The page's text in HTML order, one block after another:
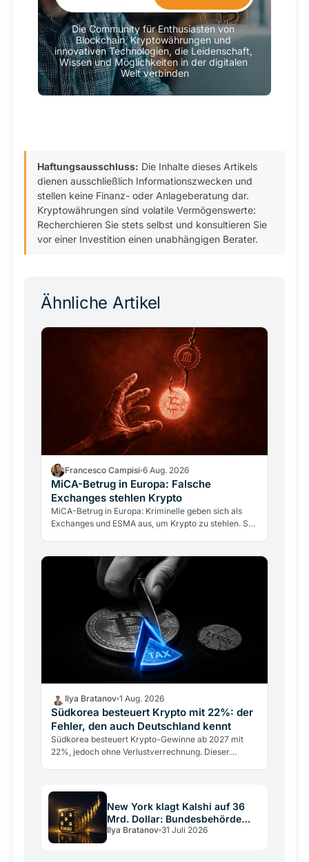
Die Community für Enthusiasten von
Blockchain, Kryptowährungen und
innovativen Technologien, die Leidenschaft,
Wissen und Möglichkeiten in der digitalen
Welt verbinden
Haftungsausschluss: Die Inhalte dieses Artikels
dienen ausschließlich Informationszwecken und
stellen keine Finanz- oder Anlageberatung dar.
Kryptowährungen sind volatile Vermögenswerte:
Recherchieren Sie stets selbst und konsultieren Sie
vor einer Investition einen unabhängigen Berater.
Ähnliche Artikel
Francesco Campisi 6 Aug. 2026
MiCA-Betrug in Europa: Falsche
Exchanges stehlen Krypto
MiCA-Betrug in Europa: Kriminelle geben sich als
Exchanges und ESMA aus, um Krypto zu stehlen. So
Ilya Bratanov 1 Aug. 2026
Südkorea besteuert Krypto mit 22%: der
Fehler, den auch Deutschland kennt
Südkorea besteuert Krypto-Gewinne ab 2027 mit
22%, jedoch ohne Verlustverrechnung. Dieser
New York klagt Kalshi auf 36
Mrd. Dollar: Bundesbehörde
greift ein
Ilya Bratanov 31 Juli 2026